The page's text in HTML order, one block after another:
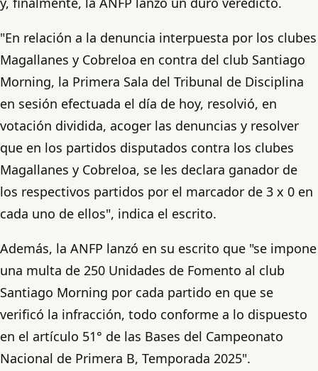
"En relación a la denuncia interpuesta por los clubes
Magallanes y Cobreloa en contra del club Santiago
Morning, la Primera Sala del Tribunal de Disciplina
en sesión efectuada el día de hoy, resolvió, en
votación dividida, acoger las denuncias y resolver
que en los partidos disputados contra los clubes
Magallanes y Cobreloa, se les declara ganador de
los respectivos partidos por el marcador de 3 x 0 en
cada uno de ellos", indica el escrito.
Además, la ANFP lanzó en su escrito que "se impone
una multa de 250 Unidades de Fomento al club
Santiago Morning por cada partido en que se
verificó la infracción, todo conforme a lo dispuesto
en el artículo 51° de las Bases del Campeonato
Nacional de Primera B, Temporada 2025".